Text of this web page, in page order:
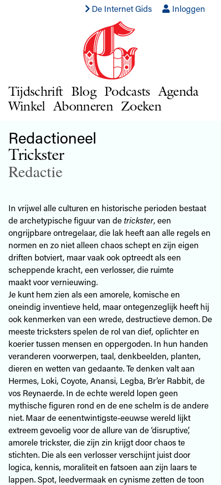
De Internet Gids Inloggen
Tijdschrift Blog Podcasts Agenda
Winkel Abonneren Zoeken
Redactioneel
Trickster
Redactie
In vrijwel alle culturen en historische perioden bestaat
de archetypische figuur van de trickster, een
ongrijpbare ontregelaar, die lak heeft aan alle regels en
normen en zo niet alleen chaos schept en zijn eigen
driften botviert, maar vaak ook optreedt als een
scheppende kracht, een verlosser, die ruimte
maakt voor vernieuwing.
Je kunt hem zien als een amorele, komische en
oneindig inventieve held, maar ontegenzeglijk heeft hij
ook kenmerken van een wrede, destructieve demon. De
meeste tricksters spelen de rol van dief, oplichter en
koerier tussen mensen en oppergoden. In hun handen
veranderen voorwerpen, taal, denkbeelden, planten,
dieren en wetten van gedaante. Te denken valt aan
Hermes, Loki, Coyote, Anansi, Legba, Br’er Rabbit, de
vos Reynaerde. In de echte wereld lopen geen
mythische figuren rond en de ene schelm is de andere
niet. Maar de eenentwintigste-eeuwse wereld lijkt
extreem gevoelig voor de allure van de ‘disruptive’,
amorele trickster, die zijn zin krijgt door chaos te
stichten. Die als een verlosser verschijnt juist door
logica, kennis, moraliteit en fatsoen aan zijn laars te
lappen. Spot, leedvermaak en cynisme zetten de toon